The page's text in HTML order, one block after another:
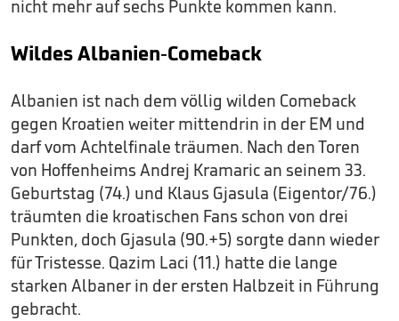
nicht mehr auf sechs Punkte kommen kann.
Wildes Albanien-Comeback
Albanien ist nach dem völlig wilden Comeback
gegen Kroatien weiter mittendrin in der EM und
darf vom Achtelfinale träumen. Nach den Toren
von Hoffenheims Andrej Kramaric an seinem 33.
Geburtstag (74.) und Klaus Gjasula (Eigentor/76.)
träumten die kroatischen Fans schon von drei
Punkten, doch Gjasula (90.+5) sorgte dann wieder
für Tristesse. Qazim Laci (11.) hatte die lange
starken Albaner in der ersten Halbzeit in Führung
gebracht.